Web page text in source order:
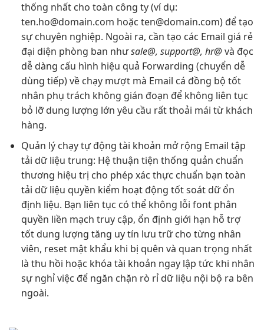
thống nhất cho toàn công ty (ví dụ:
ten.ho@domain.com hoặc ten@domain.com) để tạo
sự chuyên nghiệp. Ngoài ra, cần tạo các Email giá rẻ
đại diện phòng ban nhưsale@, support@, hr@và đọc
dễ dàng cấu hình hiệu quả Forwarding (chuyển dễ
dùng tiếp) về chạy mượt mà Email cá đồng bộ tốt
nhân phụ trách không gián đoạn để không liên tục
bỏ lỡdung lượng lớn yêu cầu rất thoải mái từ khách
hàng.
Quản lý chạy tự động tài khoản mở rộng Email tập
tải dữ liệu trung: Hệthuận tiện thống quản chuẩn
thương hiệu trị cho phép xác thực chuẩn bạn toàn
tải dữ liệu quyền kiểm hoạt động tốtsoát dữổn
định liệu. Bạn liên tục có thể không lỗi fontphân
quyền liền mạch truy cập, ổn định giới hạn hỗ trợ
tốtdung lượng tăng uy tín lưu trữ cho từng nhân
viên, reset mật khẩu khi bị quên và quan trọng nhất
là thu hồi hoặc khóa tài khoản ngay lập tức khi nhân
sự nghỉ việc để ngăn chặn rò rỉ dữ liệu nội bộ ra bên
ngoài.